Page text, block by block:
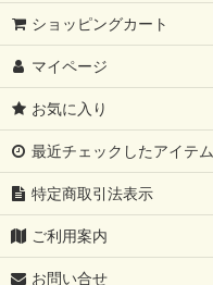
ショッピングカート
マイページ
お気に入り
最近チェックしたアイテム
特定商取引法表示
ご利用案内
お問い合せ